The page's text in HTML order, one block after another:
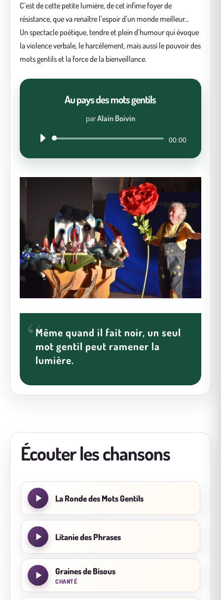
C’est de cette petite lumière, de cet infime foyer de
résistance, que va renaître l’espoir d’un monde meilleur…
Un spectacle poétique, tendre et plein d’humour qui évoque
la violence verbale, le harcèlement, mais aussi le pouvoir des
mots gentils et la force de la bienveillance.
Au pays des mots gentils
parAlain Boivin
Lecteur
00:00
Même quand il fait noir, un seul
mot gentil peut ramener la
lumière.
Écouter les chansons
La Ronde des Mots Gentils
Litanie des Phrases
Graines de Bisous
CHANTÉ